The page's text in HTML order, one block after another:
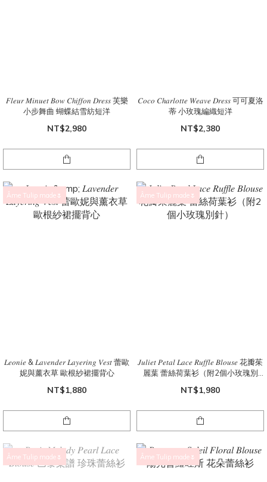
𝐹𝑙𝑒𝑢𝑟 𝑀𝑖𝑛𝑢𝑒𝑡 𝐵𝑜𝑤 𝐶ℎ𝑖𝑓𝑓𝑜𝑛 𝐷𝑟𝑒𝑠𝑠 芙樂
小步舞曲 蝴蝶結雪紡短洋
NT$2,980
𝐶𝑜𝑐𝑜 𝐶ℎ𝑎𝑟𝑙𝑜𝑡𝑡𝑒 𝑊𝑒𝑎𝑣𝑒 𝐷𝑟𝑒𝑠𝑠 可可夏洛
蒂 小玫瑰編織短洋
NT$2,380
Âme Tulip made🌷
𝐿𝑒𝑜𝑛𝑖𝑒 & 𝐿𝑎𝑣𝑒𝑛𝑑𝑒𝑟 𝐿𝑎𝑦𝑒𝑟𝑖𝑛𝑔 𝑉𝑒𝑠𝑡 蕾歐
妮與薰衣草 歐根紗裙擺背心
NT$1,880
Âme Tulip made🌷
𝐽𝑢𝑙𝑖𝑒𝑡 𝑃𝑒𝑡𝑎𝑙 𝐿𝑎𝑐𝑒 𝑅𝑢𝑓𝑓𝑙𝑒 𝐵𝑙𝑜𝑢𝑠𝑒 花瓣茱
麗葉 蕾絲荷葉衫（附2個小玫瑰別
NT$1,980
Âme Tulip made🌷 Âme Tulip made🌷